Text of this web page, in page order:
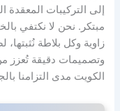
إلى التركيبات
مبتكر. نحن لا نكتفي
زاوية وكل بلاطة
وتصميمات دقيقة تُعزز
الكويت مدى التزامنا